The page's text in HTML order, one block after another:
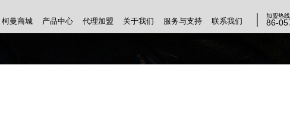
柯曼商城 产品中心 代理加盟 关于我们 服务与支持 联系我们
加盟热线
86-